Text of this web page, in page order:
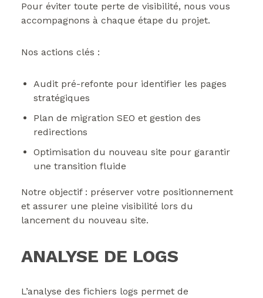
Pour éviter toute perte de visibilité, nous vous
accompagnons à chaque étape du projet.
Nos actions clés :
Audit pré-refonte pour identifier les pages
stratégiques
Plan de migration SEO et gestion des
redirections
Optimisation du nouveau site pour garantir
une transition fluide
Notre objectif : préserver votre positionnement
et assurer une pleine visibilité lors du
lancement du nouveau site.
ANALYSE DE LOGS
L’analyse des fichiers logs permet de